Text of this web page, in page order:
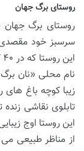
روستای برگ جهان
روستای برگ جهان
سرسبز خود
نام محلی «نان
زیبا کوچه باغ
تابلوی نقاشی
این روستا اوج
از مناظر طبیعی